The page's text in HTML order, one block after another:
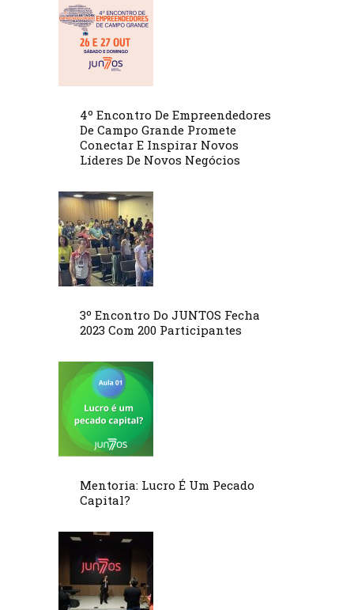
4º Encontro De Empreendedores
De Campo Grande Promete
Conectar E Inspirar Novos
Líderes De Novos Negócios
3º Encontro Do JUNTOS Fecha
2023 Com 200 Participantes
Mentoria: Lucro É Um Pecado
Capital?